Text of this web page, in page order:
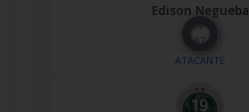
Edison Negueba
Nº
87
ATACANTE